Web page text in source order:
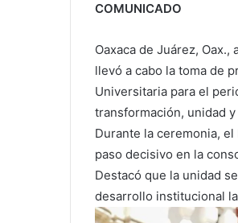
COMUNICADO
Oaxaca de Juárez, Oax.,
llevó a cabo la toma de
Universitaria para el
transformación, unidad
Durante la ceremonia,
paso decisivo en la
Destacó que la unidad
desarrollo institucional